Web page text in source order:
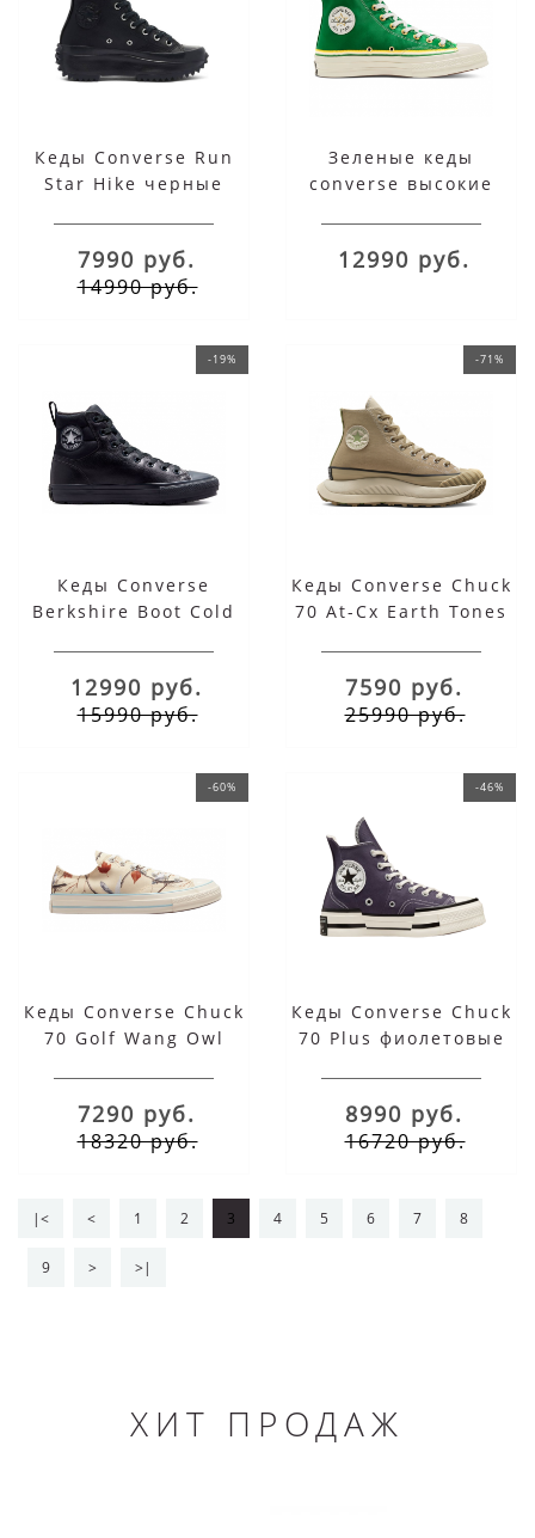
Кеды Converse Run
Star Hike черные
7990 руб.
14990 руб.
Зеленые кеды
converse высокие
12990 руб.
-19%
Кеды Converse
Berkshire Boot Cold
12990 руб.
15990 руб.
-71%
Кеды Converse Chuck
70 At-Cx Earth Tones
7590 руб.
25990 руб.
-60%
Кеды Converse Chuck
70 Golf Wang Owl
7290 руб.
18320 руб.
-46%
Кеды Converse Chuck
70 Plus фиолетовые
8990 руб.
16720 руб.
|< < 1 2 3 4 5 6 7 8
9 > >|
ХИТ ПРОДАЖ